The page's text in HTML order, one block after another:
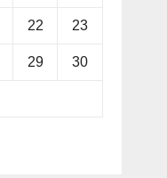
22 23
29 30